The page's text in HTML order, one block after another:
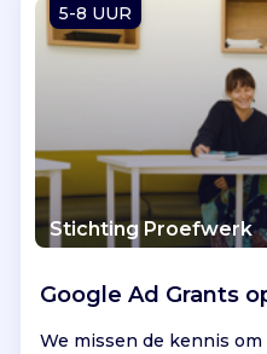
5-8 UUR
Stichting Proefwerk
Google Ad Grants
We missen de kennis om